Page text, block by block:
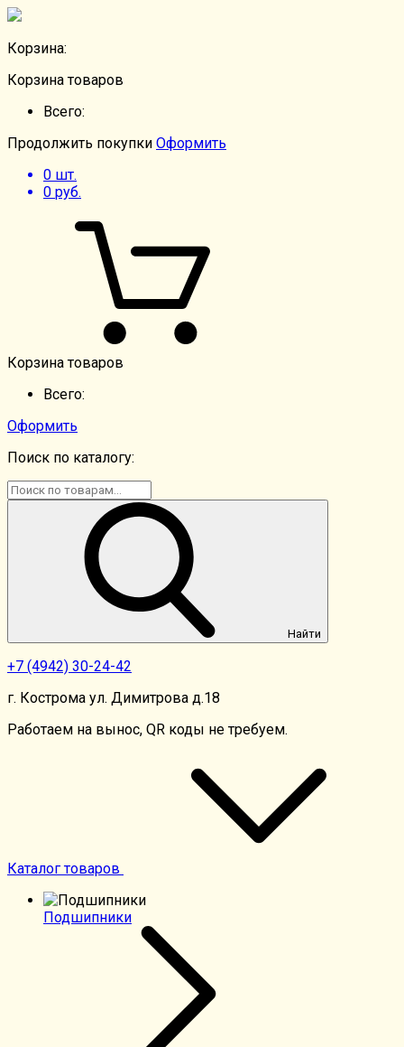
Корзина:
Корзина товаров
Всего:
Продолжить покупки Оформить
0 шт.
0 руб.
Корзина товаров
Всего:
Оформить
Поиск по каталогу:
Найти
+7 (4942) 30-24-42
г. Кострома ул. Димитрова д.18
Работаем на вынос, QR коды не требуем.
Каталог товаров
Подшипники